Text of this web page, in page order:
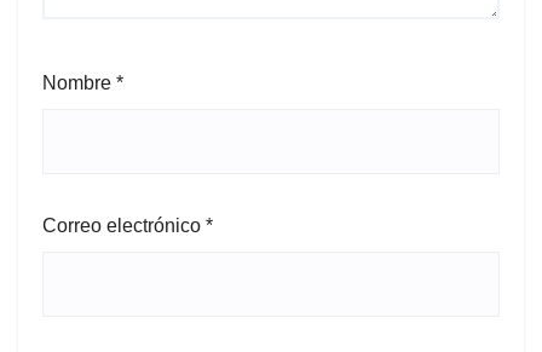
Nombre *
Correo electrónico *